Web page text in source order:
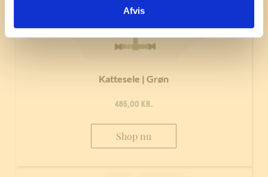
Afvis
Kattesele | Grøn
485,00 kr.
Shop nu